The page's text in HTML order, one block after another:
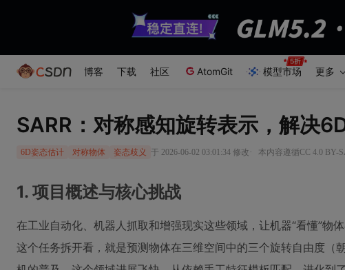
博客 下载 社区 AtomGit 模型市场 更多
SARR：对称感知旋转表示，解决
6D姿态估计 对称物体 姿态歧义 于 2026-06-02 03:01:34 修改 · 本内容遵循CC 4.0 BY-
1. 项目概述与核心挑战
在工业自动化、机器人抓取和增强现实这些领域，让机器“看懂”
这个任务拆开看，就是预测物体在三维空间中的三个旋转自由度